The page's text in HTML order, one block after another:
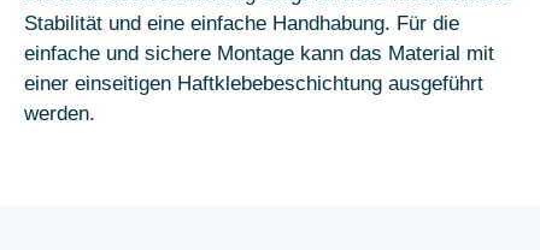
Stabilität und eine einfache Handhabung. Für die
einfache und sichere Montage kann das Material mit
einer einseitigen Haftklebebeschichtung ausgeführt
werden.